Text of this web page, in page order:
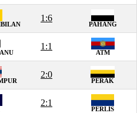
1:6
PAHANG
1:1
ATM
2:0
PERAK
2:1
PERLIS